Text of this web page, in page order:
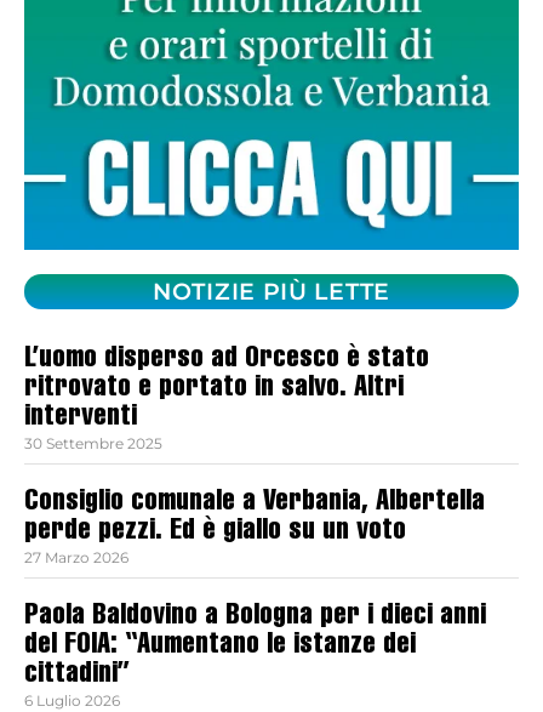
NOTIZIE PIÙ LETTE
L’uomo disperso ad Orcesco è stato
ritrovato e portato in salvo. Altri
interventi
30 Settembre 2025
Consiglio comunale a Verbania, Albertella
perde pezzi. Ed è giallo su un voto
27 Marzo 2026
Paola Baldovino a Bologna per i dieci anni
del FOIA: “Aumentano le istanze dei
cittadini”
6 Luglio 2026